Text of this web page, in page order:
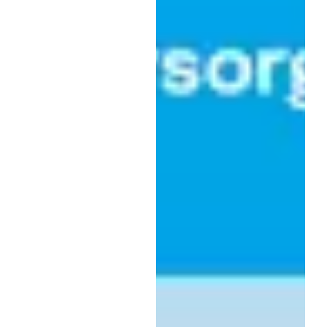
Leif Carlsson heißt der neue ESVK Trainer